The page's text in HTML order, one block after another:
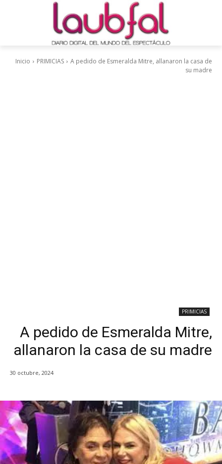
Inicio PRIMICIAS
A pedido de Esmeralda Mitre, allanaron la casa de
su madre
PRIMICIAS
A pedido de Esmeralda Mitre,
allanaron la casa de su madre
30 octubre, 2024